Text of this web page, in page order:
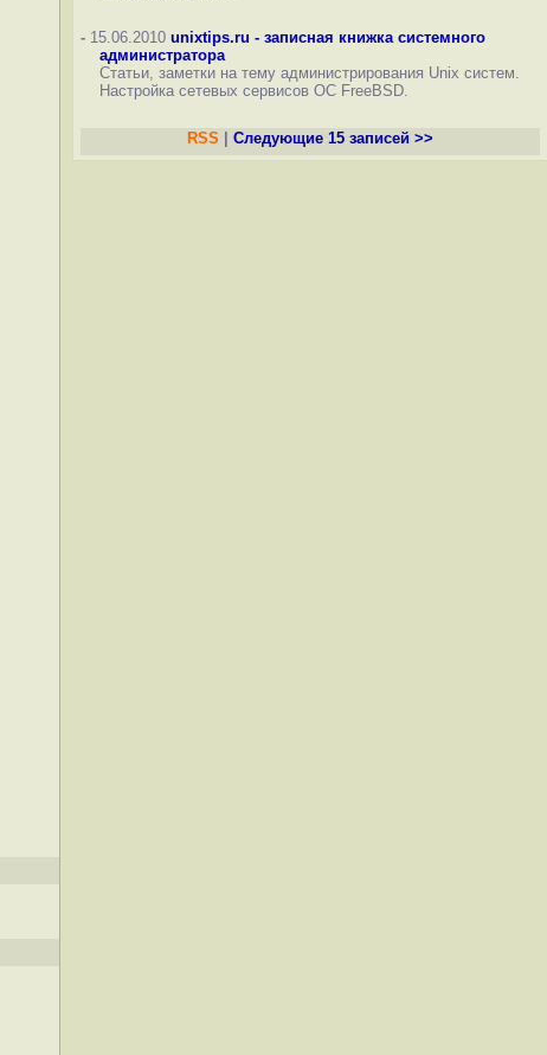
- 15.06.2010 unixtips.ru - записная книжка системного
администратора
Статьи, заметки на тему администрирования Unix систем.
Настройка сетевых сервисов ОС FreeBSD.
RSS Следующие 15 записей >>